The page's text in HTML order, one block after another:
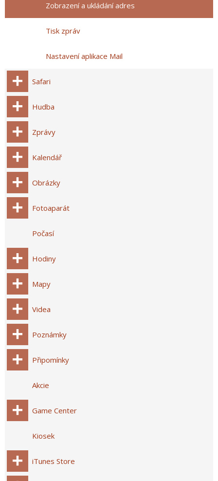
Zobrazení a ukládání adres
Tisk zpráv
Nastavení aplikace Mail
Safari
Hudba
Zprávy
Kalendář
Obrázky
Fotoaparát
Počasí
Hodiny
Mapy
Videa
Poznámky
Připomínky
Akcie
Game Center
Kiosek
iTunes Store